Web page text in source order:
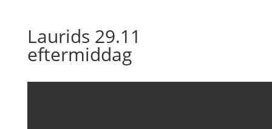
Laurids 29.11
eftermiddag